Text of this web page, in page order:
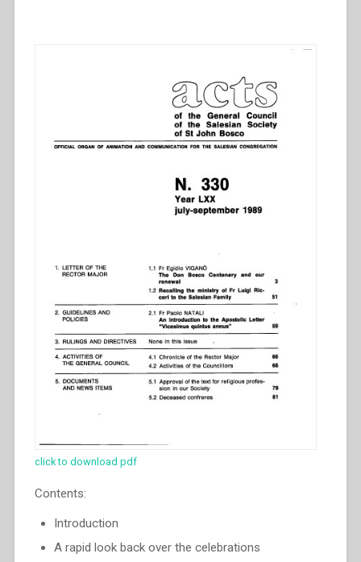
click to download pdf
Contents:
Introduction
A rapid look back over the celebrations